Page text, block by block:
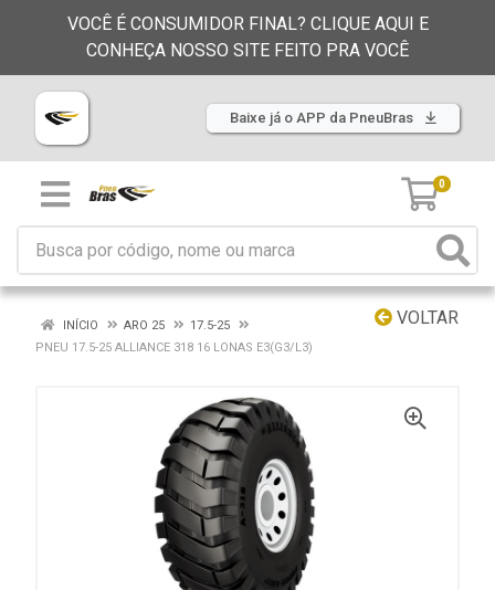
VOCÊ É CONSUMIDOR FINAL? CLIQUE AQUI E
CONHEÇA NOSSO SITE FEITO PRA VOCÊ
Baixe já o APP da PneuBras
0
VOLTAR
INÍCIO ARO 25
17.5-25
PNEU 17.5-25 ALLIANCE 318 16 LONAS E3(G3/L3)